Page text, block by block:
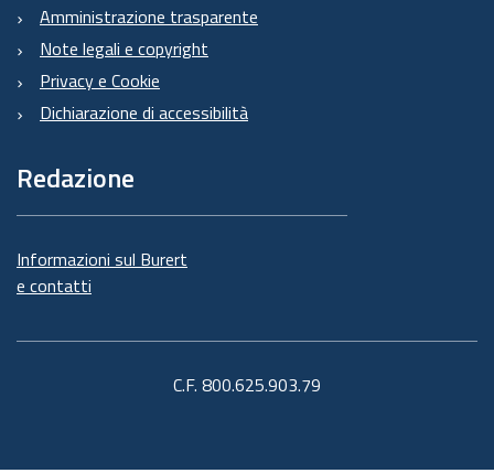
Amministrazione trasparente
Note legali e copyright
Privacy e Cookie
Dichiarazione di accessibilità
Redazione
Informazioni sul Burert
e contatti
C.F. 800.625.903.79